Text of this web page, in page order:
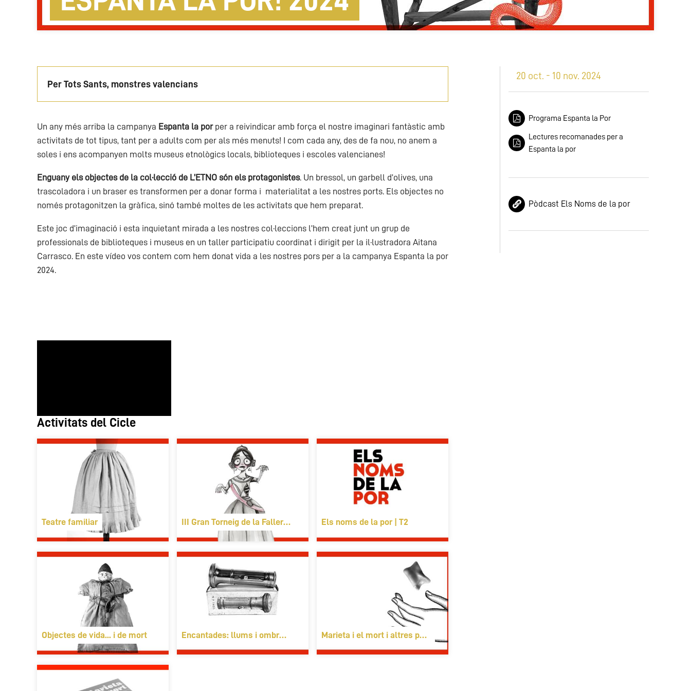
Per Tots Sants, monstres valencians
Un any més arriba la campanya Espanta la porper a reivindicar amb força el nostre imaginari fantàstic amb
activitats de tot tipus, tant per a adults com per als més menuts! I com cada any, des de fa nou, no anem a
soles i ens acompanyen molts museus etnològics locals, biblioteques i escoles valencianes!
Enguany els objectes de la col·lecció de L’ETNO són els protagonistes. Un bressol, un garbell d’olives, una
trascoladora i un braser es transformen per a donar forma i materialitat a les nostres ports. Els objectes no
només protagonitzen la gràfica, sinó també moltes de les activitats que hem preparat.
Este joc d’imaginació i esta inquietant mirada a les nostres col·leccions l’hem creat junt un grup de
professionals de biblioteques i museus en un taller participatiu coordinat i dirigit per la il·lustradora Aitana
Carrasco. En este vídeo vos contem com hem donat vida a les nostres pors per a la campanya Espanta la por
2024.
Activitats del Cicle
Teatre familiar III Gran Torneig de la Fallera CalaveraEls noms de la por | T2
Objectes de vida... i de mort Encantades: llums i ombres per escolesMarieta i el mort i altres personatges de por
20 oct. - 10 nov. 2024
Programa Espanta la Por
Lectures recomanades per a
Espanta la por
Pòdcast Els Noms de la por